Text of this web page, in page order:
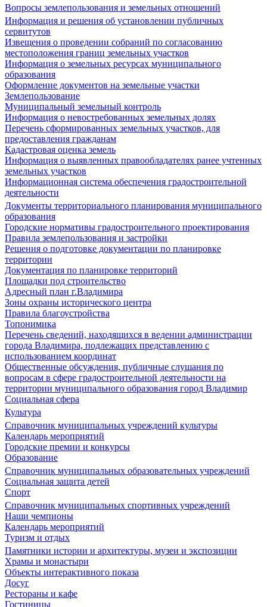
Вопросы землепользования и земельных отношений
Информация и решения об установлении публичных
сервитутов
Извещения о проведении собраний по согласованию
местоположения границ земельных участков
Информация о земельных ресурсах муниципального
образования
Оформление документов на земельные участки
Землепользование
Муниципальный земельный контроль
Информация о невостребованных земельных долях
Перечень сформированных земельных участков, для
предоставления гражданам
Кадастровая оценка земель
Информация о выявленных правообладателях ранее учтенных
земельных участков
Информационная система обеспечения градостроительной
деятельности
Документы территориального планирования муниципального
образования
Городские нормативы градостроительного проектирования
Правила землепользования и застройки
Решения о подготовке документации по планировке
территории
Документация по планировке территорий
Площадки под строительство
Адресный план г.Владимира
Зоны охраны исторического центра
Правила благоустройства
Топонимика
Перечень сведений, находящихся в ведении администрации
города Владимира, подлежащих представлению с
использованием координат
Общественные обсуждения, публичные слушания по
вопросам в сфере градостроительной деятельности на
территории муниципального образования город Владимир
Социальная сфера
Культура
Справочник муниципальных учреждений культуры
Календарь мероприятий
Городские премии и конкурсы
Образование
Справочник муниципальных образовательных учреждений
Социальная защита детей
Спорт
Справочник муниципальных спортивных учреждений
Наши чемпионы
Календарь мероприятий
Туризм и отдых
Памятники истории и архитектуры, музеи и экспозиции
Храмы и монастыри
Объекты интерактивного показа
Досуг
Рестораны и кафе
Гостиницы